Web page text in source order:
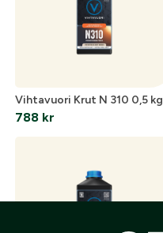
Vihtavuori Krut N 310 0,5 kg
788 kr